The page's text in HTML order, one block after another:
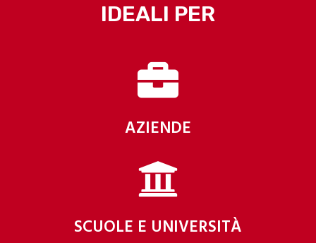
IDEALI PER
AZIENDE
SCUOLE E UNIVERSITÀ